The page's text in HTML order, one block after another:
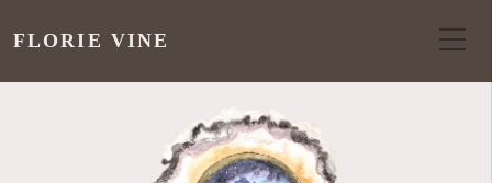
FLORIE VINE